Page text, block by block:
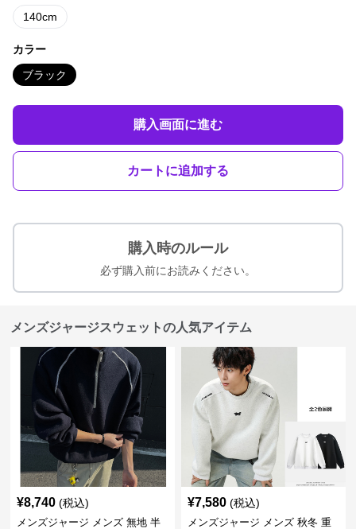
140cm
カラー
ブラック
購入画面に進む
カートに追加する
購入時のルール
必ず購入前にお読みください。
メンズジャージスウェットの人気アイテム
¥8,740 (税込)
メンズジャージ メンズ 無地 半
¥7,580 (税込)
メンズジャージ メンズ 秋冬 重